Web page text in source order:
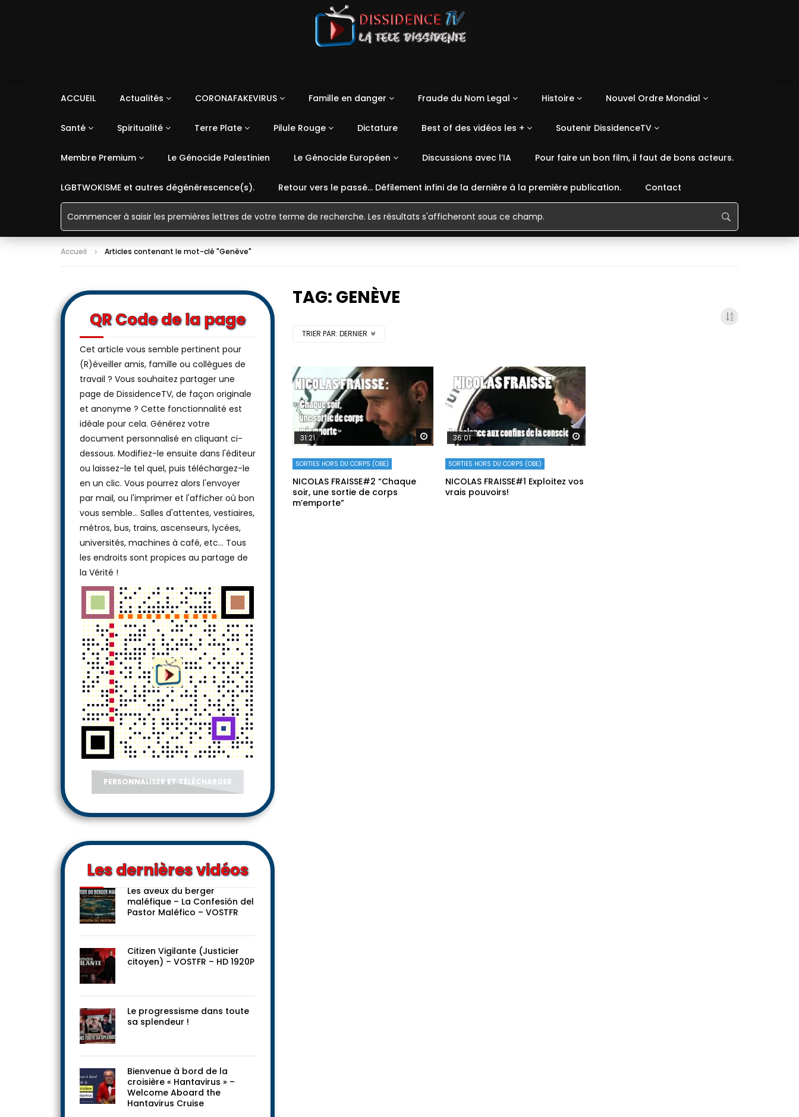
ACCUEIL Actualités CORONAFAKEVIRUS Famille en danger Fraude du Nom Legal Histoire Nouvel Ordre Mondial
Santé Spiritualité Terre Plate Pilule Rouge Dictature Best of des vidéos les + Soutenir DissidenceTV
Membre Premium Le Génocide Palestinien Le Génocide Européen Discussions avec l’IA Pour faire un bon film, il faut de bons acteurs.
LGBTWOKISME et autres dégénérescence(s). Retour vers le passé… Défilement infini de la dernière à la première publication. Contact
Accueil Articles contenant le mot-clé "Genève"
TAG: GENÈVE
TRIER PAR: DERNIER
Regarder plus tard
31:21
SORTIES HORS DU CORPS (OBE)
NICOLAS FRAISSE#2 “Chaque
soir, une sortie de corps
m’emporte”
Regarder plus tard
36:01
SORTIES HORS DU CORPS (OBE)
NICOLAS FRAISSE#1 Exploitez vos
vrais pouvoirs!
QR Code de la page
Cet article vous semble pertinent pour
(R)éveiller amis, famille ou collègues de
travail ? Vous souhaitez partager une
page de DissidenceTV, de façon originale
et anonyme ? Cette fonctionnalité est
idéale pour cela. Générez votre
document personnalisé en cliquant ci-
dessous. Modifiez-le ensuite dans l'éditeur
ou laissez-le tel quel, puis téléchargez-le
en un clic. Vous pourrez alors l'envoyer
par mail, ou l'imprimer et l'afficher où bon
vous semble… Salles d'attentes, vestiaires,
métros, bus, trains, ascenseurs, lycées,
universités, machines à café, etc... Tous
les endroits sont propices au partage de
la Vérité !
PERSONNALISER ET TÉLÉCHARGER
Les dernières vidéos
Les aveux du berger
maléfique – La Confesión del
Pastor Maléfico – VOSTFR
Citizen Vigilante (Justicier
citoyen) – VOSTFR – HD 1920P
Le progressisme dans toute
sa splendeur !
Bienvenue à bord de la
croisière « Hantavirus » –
Welcome Aboard the
Hantavirus Cruise